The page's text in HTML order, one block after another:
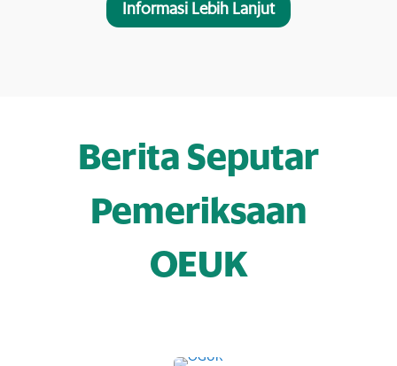
Informasi Lebih Lanjut
Berita Seputar
Pemeriksaan
OEUK